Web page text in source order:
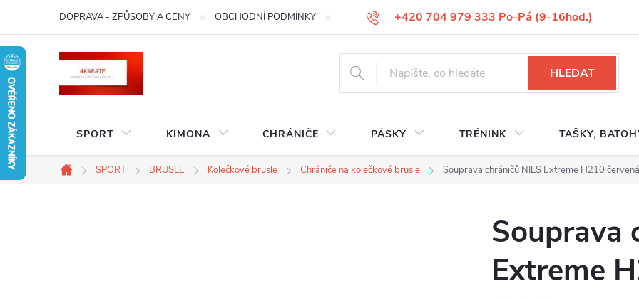
obsah
+420 704 979 333 Po-Pá (9-16hod.)
DOPRAVA - ZPŮSOBY A CENY OBCHODNÍ PODMÍNKY VÝMĚNA ZBOŽÍ REKLAMACE ZBOŽÍ ODSTOUPENÍ OD
HLEDAT
SPORT KIMONA CHRÁNIČE PÁSKY TRÉNINK TAŠKY,
Domů
SPORT BRUSLE Kolečkové brusle Chrániče na kolečkové brusle Souprava chráničů NILS Extreme H210 červená
Souprava
Extreme